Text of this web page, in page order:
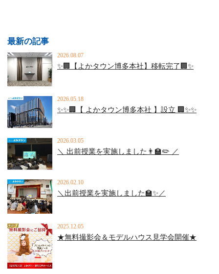
最新の記事
2026.08.07
✨🏢【よかタウン博多本社】移転完了🏢✨
2026.05.18
✨✨🏢【 よかタウン博多本社 】設立 🏢✨✨
2026.03.05
＼ 出前授業を実施しました👨‍🏫✏️ ／
2026.02.10
＼出前授業を実施しました🏫✨／
2025.12.05
★無料撮影会＆モデルハウス見学会開催★